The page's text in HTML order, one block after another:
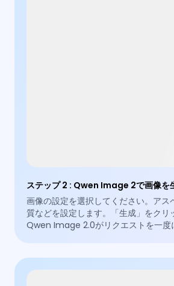
ステップ 2 : Qwen Image 2で画像を
画像の設定を選択してください。アス
質などを設定します。「生成」をクリ
Qwen Image 2.0がリクエストを一度